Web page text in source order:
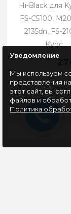
Hi-Black для
FS-C5100,
2135dn, FS-
Kyoc..
Уведомление
Мы используем
представления
этот сайт, вы
файлов и
Политика